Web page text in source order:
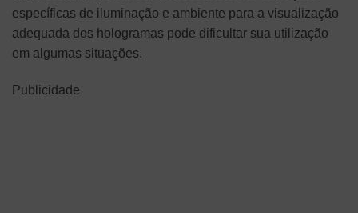
específicas de iluminação e ambiente para a visualização
adequada dos hologramas pode dificultar sua utilização
em algumas situações.
Publicidade